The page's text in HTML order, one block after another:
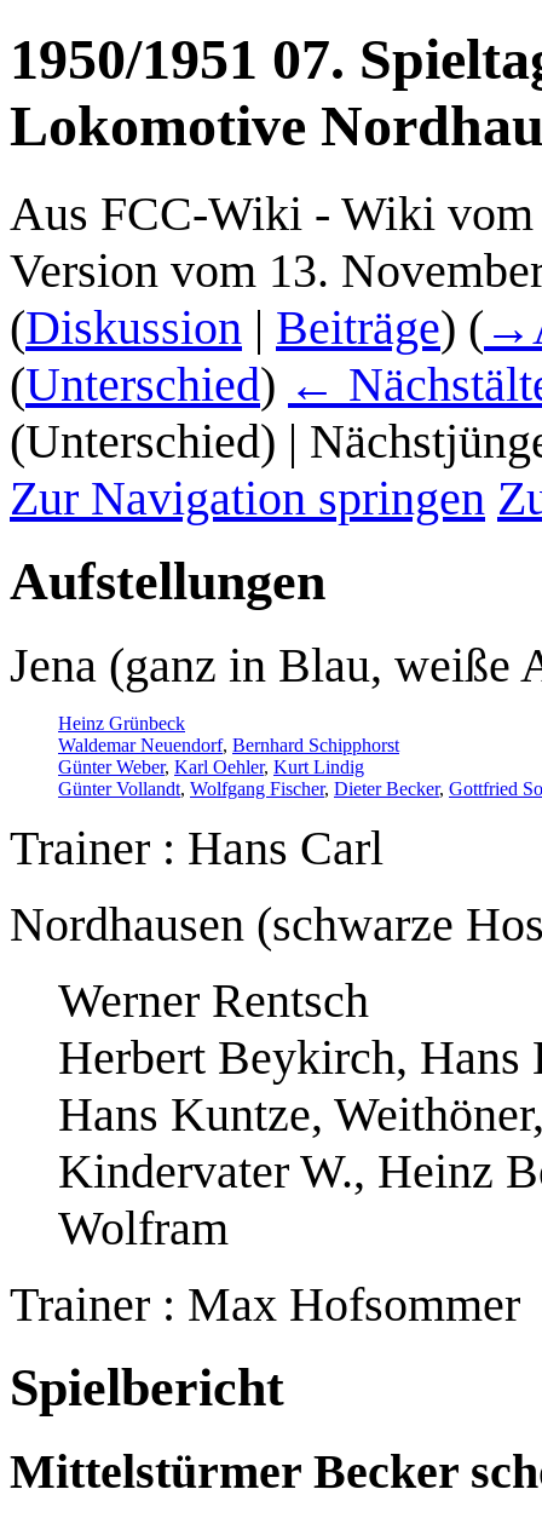
1950/1951 07.
Lokomotive
Aus FCC-Wiki - Wiki vom
Version vom 13.
(Diskussion | Beiträge) ( →
(Unterschied) ←
(Unterschied) |
Zur Navigation springen
Aufstellungen
Jena (ganz in Blau, weiße
Heinz Grünbeck
Waldemar Neuendorf, Bernhard Schipphorst
Günter Weber, Karl Oehler, Kurt Lindig
Günter Vollandt, Wolfgang Fischer, Dieter Becker, Gottfried
Trainer : Hans Carl
Nordhausen (schwarze
Werner Rentsch
Herbert Beykirch, Hans
Hans Kuntze,
Kindervater W., Heinz
Wolfram
Trainer : Max Hofsommer
Spielbericht
Mittelstürmer Becker